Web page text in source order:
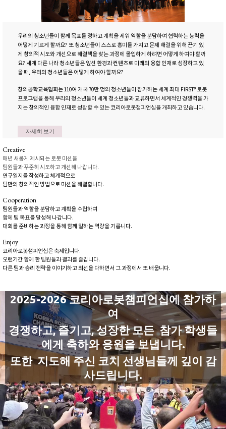
우리의 청소년들이 함께 목표를 정하고 계획을 세워 역할을 분담하여 협력하는 능력을
어떻게 기르게 할까요? 또 청소년들이 스스로 흥미를 가지고 문제 해결을 위해 끈기 있
게 창의적 시도와 개선으로 해결책을 찾는 과정에 몰입하게 하려면 어떻게 하여야 할까
요? 세계 다른 나라 청소년들은 앞선 환경과 컨텐츠로 미래의 융합 인재로 성장하고 있
을 때, 우리의 청소년들은 어떻게 하여야 할까요?
창의공학교육협회는 110여 개국 70만 명의 청소년들이 참가하는 세계 최대 FIRST® 로봇
프로그램을 통해 우리의 청소년들이 세계 청소년들과 교류하면서 세계적인 경쟁력을 가
지는 창의적인 융합 인재로 성장할 수 있는 코리아로봇챔피언십을 개최하고 있습니다.
자세히 보기
Creative
매년 새롭게 제시되는 로봇 미션을
팀원들과 꾸준히 시도하고 개선해 나갑니다.
연구일지를 작성하고 체계적으로
팀만의 창의적인 방법으로 미션을 해결합니다.
Cooperation
팀원들과 역할을 분담하고 계획을 수립하여
함께 팀 목표를 달성해 나갑니다.
대회를 준비하는 과정을 통해 함께 일하는 역량을 기릅니다.
Enjoy
코리아로봇챔피언십은 축제입니다.
오랜기간 함께 한 팀원들과 결과를 즐깁니다.
다른 팀과 승리 전략을 이야기하고 최선을 다하면서 그 과정에서 또 배웁니다.
2025-2026 코리아로봇챔피언십에 참가하
여
경쟁하고, 즐기고, 성장한 모든 참가 학생들
에게 축하와 응원을 보냅니다.
또한지도해 주신 코치 선생님들께 깊이 감
사드립니다.